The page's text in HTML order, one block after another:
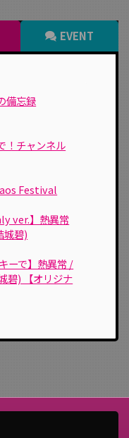
EVENT
備忘録
！チャンネル
Festival
ver.】熱異常
城碧)
ーで】熱異常 /
碧) 【オリジナ